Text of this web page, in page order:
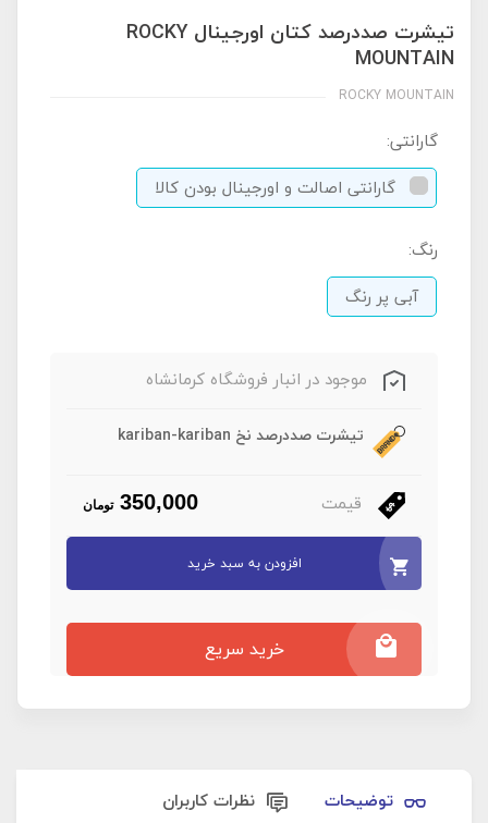
تیشرت صددرصد کتان اورجینال ROCKY
MOUNTAIN
ROCKY MOUNTAIN
گارانتی:
گارانتی اصالت و اورجینال بودن کالا
رنگ:
آبی پر رنگ
موجود در انبار فروشگاه کرمانشاه
تیشرت صددرصد نخ kariban-kariban
قیمت 350,000 تومان
افزودن به سبد خرید
خرید سریع
توضیحات نظرات کاربران